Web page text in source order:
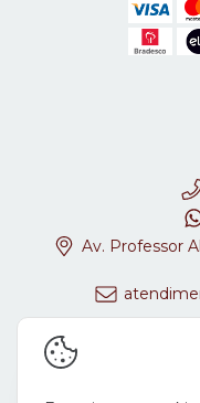
Av. Professor